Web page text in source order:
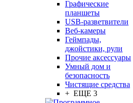
Графические
планшеты
USB-разветвители
Веб-камеры
Геймпады,
джойстики, рули
Прочие аксессуары
Умный дом и
безопасность
Чистящие средства
+ ЕЩЕ 3